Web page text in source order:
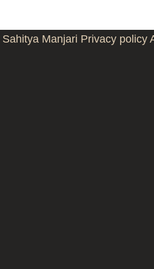
Sahitya Manjari Privacy policy